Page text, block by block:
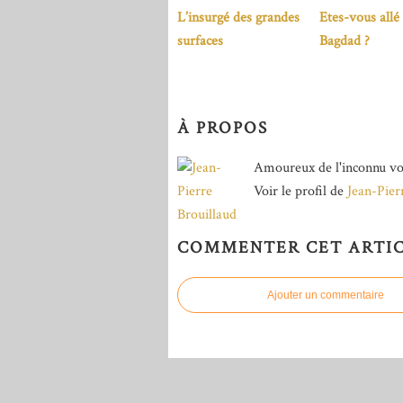
L’insurgé des grandes
surfaces
Etes-vous allé
Bagdad ?
À PROPOS
Amoureux de l'inconnu
Voir le profil de Jean-
COMMENTER CET
Ajouter un commentaire